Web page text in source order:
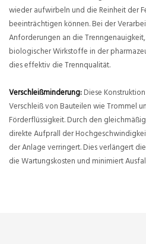
wieder aufwirbeln und die Reinheit der
beeinträchtigen können. Bei der
Anforderungen an die
biologischer Wirkstoffe in der
dies effektiv die Trennqualität.
Verschleißminderung:Diese
Verschleiß von Bauteilen wie Trommel
Förderflüssigkeit. Durch den
direkte Aufprall der
der Anlage verringert. Dies verlängert
die Wartungskosten und minimiert